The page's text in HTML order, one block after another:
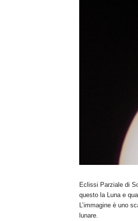
Eclissi Parziale di
questo la Luna e
L’immagine è uno
lunare.